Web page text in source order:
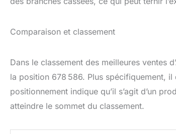
Comparaison et classement
Dans le classement des meilleures ventes
la position 678 586. Plus spécifiquement,
positionnement indique qu’il s’agit d’un
atteindre le sommet du classement.